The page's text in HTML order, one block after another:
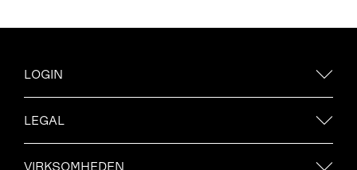
LOGIN
LEGAL
VIRKSOMHEDEN